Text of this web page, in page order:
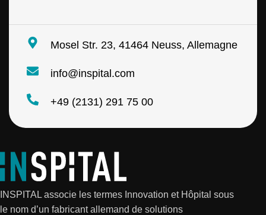
i
l
Mosel Str. 23, 41464 Neuss, Allemagne
info@inspital.com
+49 (2131) 291 75 00
INSPITAL associe les termes Innovation et Hôpital sous
le nom d’un fabricant allemand de solutions